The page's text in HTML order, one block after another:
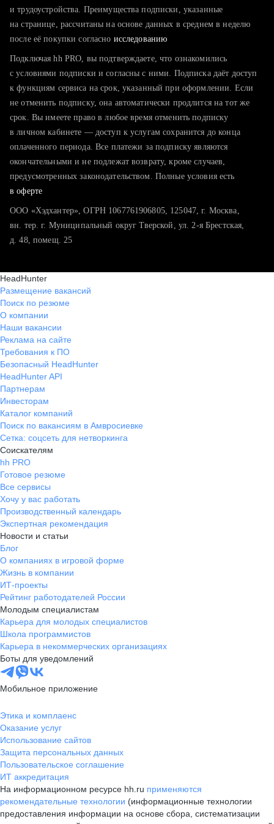
тратите много времени на поиск и вручную поднимаете
хотите сравнить себя с конкурентами и оценить шансы
и трудоустройства. Преимущества подписки, указанные
на странице, рассчитаны на основе данных в среднем в неделю
после её покупки согласно исследованию
Подключая hh PRO, вы подтверждаете, что ознакомились
с условиями подписки и согласны с ними. Подписка даёт доступ
к функциям сервиса на срок, указанный при оформлении. Если
не отменить подписку, она автоматически продлится на тот же
срок. Вы имеете право в любое время отменить подписку
в личном кабинете — доступ к услугам сохранится до конца
оплаченного периода. Все платежи за подписку являются
окончательными и не подлежат возврату, кроме случаев,
предусмотренных законодательством. Полные условия есть
в оферте
ООО «Хэдхантер», ОГРН 1067761906805, 125047, г. Москва,
вн. тер. г. Муниципальный округ Тверской, ул. 2-я Брестская,
д. 48, помещ. 25
HeadHunter
Размещение вакансий
Поиск по резюме
О компании
Наши вакансии
Реклама на сайте
Требования к ПО
Безопасный HeadHunter
HeadHunter API
Партнерам
Инвесторам
Каталог компаний
Поиск по вакансиям в Амвросиевке
Сетка: соцсеть для нетворкинга
Соискателям
hh PRO
Готовое резюме
Все сервисы
Хочу у вас работать
Производственный календарь
Экспертная рекомендация
Новости и статьи
Блог
О компаниях в игровой форме
Жизнь в компании
ИТ-проекты
Рейтинг работодателей России
Молодым специалистам
Карьера для молодых специалистов
Школа программистов
Карьера в некоммерческих организациях
Боты для уведомлений
Мобильное приложение
Этика и комплаенс
Оказание услуг
Использование сайтов
Защита персональных данных
Пользовательское соглашение
ИТ аккредитация
На информационном ресурсе hh.ru применяются
рекомендательные технологии (информационные технологии
предоставления информации на основе сбора, систематизации